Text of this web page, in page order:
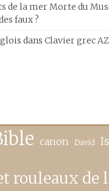
de la mer Morte du
faux ?
dans Clavier grec
canon David
rouleaux de